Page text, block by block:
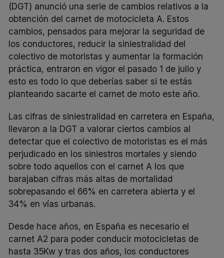
(DGT) anunció una serie de cambios relativos a la
obtención del carnet de motocicleta A. Estos
cambios, pensados para mejorar la seguridad de
los conductores, reducir la siniestralidad del
colectivo de motoristas y aumentar la formación
práctica, entraron en vigor el pasado 1 de julio y
esto es todo lo que deberías saber si te estás
planteando sacarte el carnet de moto este año.
Las cifras de siniestralidad en carretera en España,
llevaron a la DGT a valorar ciertos cambios al
detectar que el colectivo de motoristas es el más
perjudicado en los siniestros mortales y siendo
sobre todo aquellos con el carnet A los que
barajaban cifras más altas de mortalidad
sobrepasando el 66% en carretera abierta y el
34% en vías urbanas.
Desde hace años, en España es necesario el
carnet A2 para poder conducir motocicletas de
hasta 35Kw y tras dos años, los conductores